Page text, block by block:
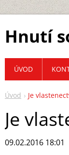
Hnutí
Úvod Je
Je
09.02.2016 18:01
ÚVOD